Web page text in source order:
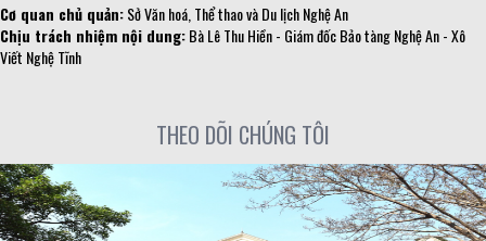
Cơ quan chủ quản:Sở Văn hoá, Thể thao và Du lịch Nghệ An
Chịu trách nhiệm nội dung:Bà Lê Thu Hiền - Giám đốc Bảo tàng Nghệ An - Xô
Viết Nghệ Tĩnh
THEO DÕI CHÚNG TÔI